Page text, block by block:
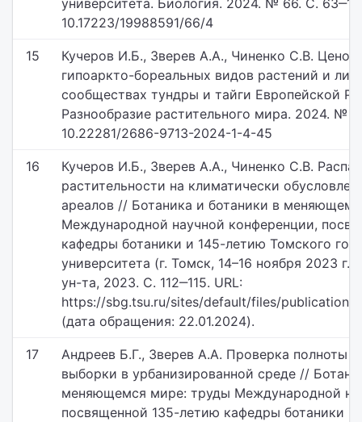
университета. Биология. 2024. № 66. С.
10.17223/19988591/66/4
15
Кучеров И.Б., Зверев А.А., Чиненко С.В.
гипоаркто-бореальных видов растений и
сообществах тундры и тайги Европейской
Разнообразие растительного мира. 2024. №
10.22281/2686-9713-2024-1-4-45
16
Кучеров И.Б., Зверев А.А., Чиненко С.В.
растительности на климатически
ареалов // Ботаника и ботаники в
Международной научной конференции,
кафедры ботаники и 145-летию Томского
университета (г. Томск, 14–16 ноября 2023
ун-та, 2023. С. 112‒115. URL:
https://sbg.tsu.ru/sites/default/files/
(дата обращения: 22.01.2024).
17
Андреев Б.Г., Зверев А.А. Проверка полноты
выборки в урбанизированной среде //
меняющемся мире: труды Международной
посвященной 135-летию кафедры ботаники и